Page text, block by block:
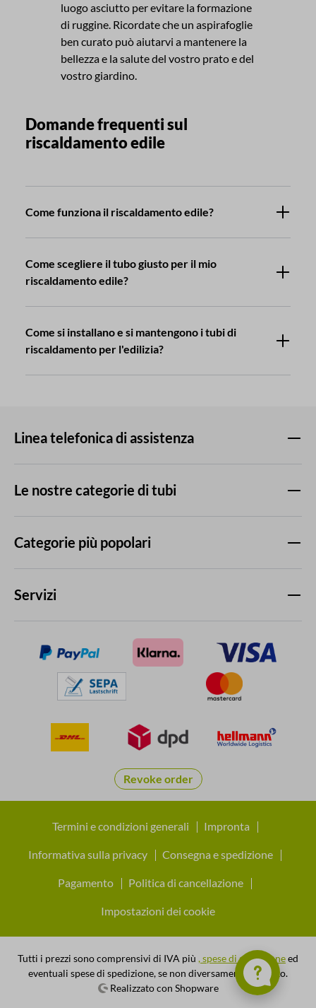
luogo asciutto per evitare la formazione
di ruggine. Ricordate che un aspirafoglie
ben curato può aiutarvi a mantenere la
bellezza e la salute del vostro prato e del
vostro giardino.
Domande frequenti sul
riscaldamento edile
Come funziona il riscaldamento edile?
Come scegliere il tubo giusto per il mio
riscaldamento edile?
Come si installano e si mantengono i tubi di
riscaldamento per l'edilizia?
Linea telefonica di assistenza
Le nostre categorie di tubi
Categorie più popolari
Servizi
Revoke order
Termini e condizioni generali Impronta
Informativa sulla privacy Consegna e spedizione
Pagamento Politica di cancellazione
Impostazioni dei cookie
Tutti i prezzi sono comprensivi di IVA più , spese di spedizioneed
eventuali spese di spedizione, se non diversamente indicato.
Realizzato con Shopware